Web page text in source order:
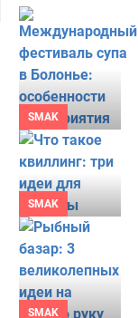
SMAK
SMAK
SMAK